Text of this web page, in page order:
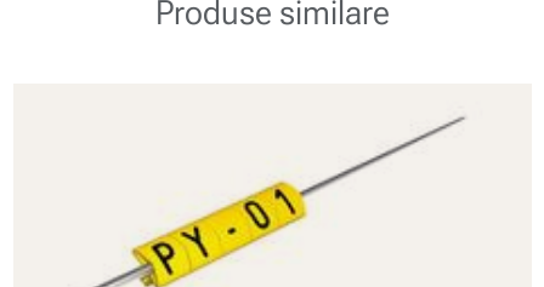
Produse similare